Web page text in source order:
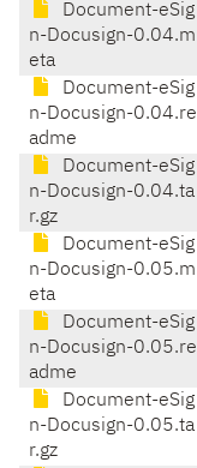
Document-eSig
n-Docusign-0.04.m
eta
Document-eSig
n-Docusign-0.04.re
adme
Document-eSig
n-Docusign-0.04.ta
r.gz
Document-eSig
n-Docusign-0.05.m
eta
Document-eSig
n-Docusign-0.05.re
adme
Document-eSig
n-Docusign-0.05.ta
r.gz